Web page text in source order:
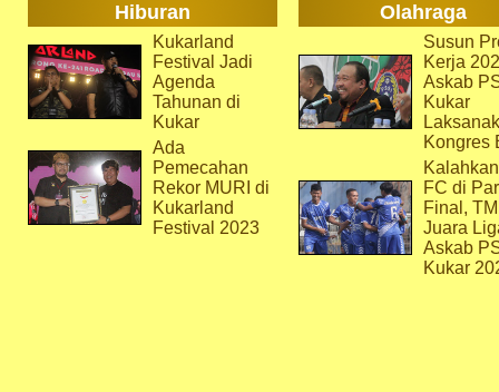
Hiburan Olahraga
Kukarland
Festival Jadi
Agenda
Tahunan di
Kukar
Ada
Pemecahan
Rekor MURI di
Kukarland
Festival 2023
Susun
Kerja
Askab
Kukar
Kongres
FC di
Final,
Juara
Askab
Kukar